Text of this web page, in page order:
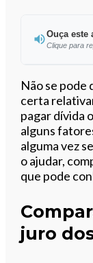
Ouça este
Clique para
Não se pode
certa
pagar dívida
alguns
alguma vez
o ajudar,
que pode
juro